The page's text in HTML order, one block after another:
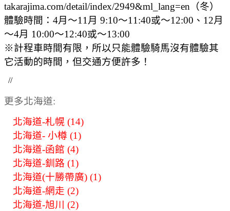
takarajima.com/detail/index/2949&ml_lang=en（冬）
體驗時間：4月～11月 9:10～11:40或～12:00、12月
～4月 10:00～12:40或～13:00
※計程車時間有限，所以只能體驗騎馬沒有體驗其
它活動的時間，但交通方便許多！
//
更多北海道:
北海道-札幌 (14)
北海道- 小樽 (1)
北海道-函館 (4)
北海道-釧路 (1)
北海道(十勝帶廣) (1)
北海道-網走 (2)
北海道-旭川 (2)